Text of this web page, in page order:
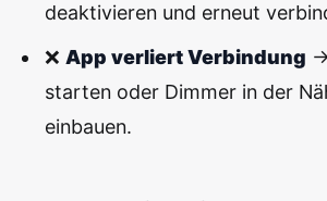
deaktivieren und erneut
❌ App verliert Verbindung
starten oder Dimmer in der
einbauen.